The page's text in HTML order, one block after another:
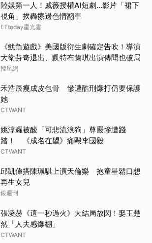
柳樂
戶田
千黛
陸娛第一人！戚薇授權AI短劇…影片「裙下
視角」挨轟擦邊色情翻車
ETtoday星光雲
《魷魚遊戲》美國版衍生劇確定告吹！導演
大衛芬奇退出、凱特布蘭琪出演傳聞也破局
韓星網
禾浩辰瘦成皮包骨 慘遭酷刑爆打仍要保護
她
CTWANT
姚淳耀被酸「可悲流浪狗」尊嚴慘遭踐
踏！ 《成名在望》痛毆李國毅
CTWANT
邱凱偉搭陳珮騏上演天倫樂 抱童星鬆口想
再生女兒
鏡週刊
張凌赫《這一秒過火》大結局放閃！娶王楚
然「人夫感爆棚」
CTWANT